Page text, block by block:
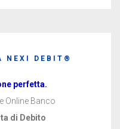
NEXI DEBIT®
perfetta.
Online Banco
di Debito